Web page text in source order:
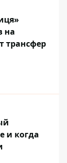
на
трансфер
и когда